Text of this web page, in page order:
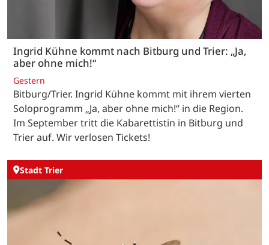
Ingrid Kühne kommt nach Bitburg und Trier: „Ja,
aber ohne mich!“
Gestern
Bitburg/Trier. Ingrid Kühne kommt mit ihrem vierten
Soloprogramm „Ja, aber ohne mich!“ in die Region.
Im September tritt die Kabarettistin in Bitburg und
Trier auf. Wir verlosen Tickets!
Stadt Trier